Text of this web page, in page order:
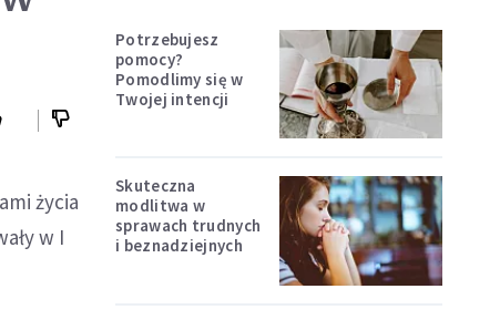
życia
w I
Potrzebujesz
pomocy?
Pomodlimy się w
Twojej intencji
Skuteczna
modlitwa w
sprawach trudnych
i beznadziejnych